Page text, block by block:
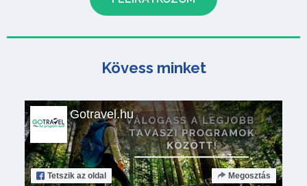
Kövess minket
Gotravel.hu
Tetszik az oldal Megosztás